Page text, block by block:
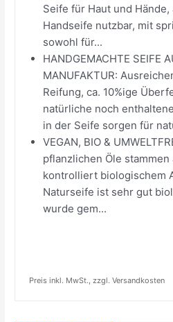
Seife für Haut und
Handseife nutzbar, mit
sowohl für...
HANDGEMACHTE SEIFE
MANUFAKTUR:
Reifung, ca. 10%ige
natürliche noch
in der Seife sorgen für
VEGAN, BIO &
pflanzlichen Öle
kontrolliert biologischem
Naturseife ist sehr gut
wurde gem...
Preis inkl. MwSt., zzgl. Versandkosten